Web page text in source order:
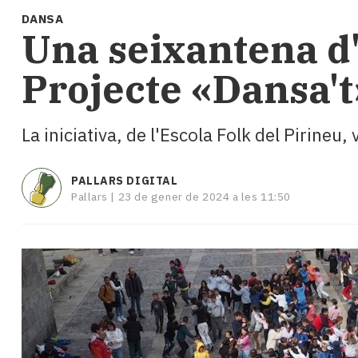
i
Cultura
Esports
Mai
tant!
i
El
temps
Enquestes
A
escena!
Dis
la
teva!
DANSA
Una seixantena
Projecte
La iniciativa, de l'Escola Folk del
PALLARS DIGITAL
Pallars | 23 de gener de 2024 a les 11:50